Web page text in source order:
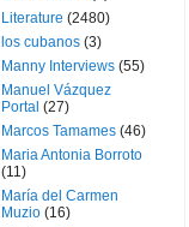
Literature (2480)
los cubanos (3)
Manny Interviews (55)
Manuel Vázquez
Portal (27)
Marcos Tamames (46)
Maria Antonia Borroto
(11)
María del Carmen
Muzio (16)